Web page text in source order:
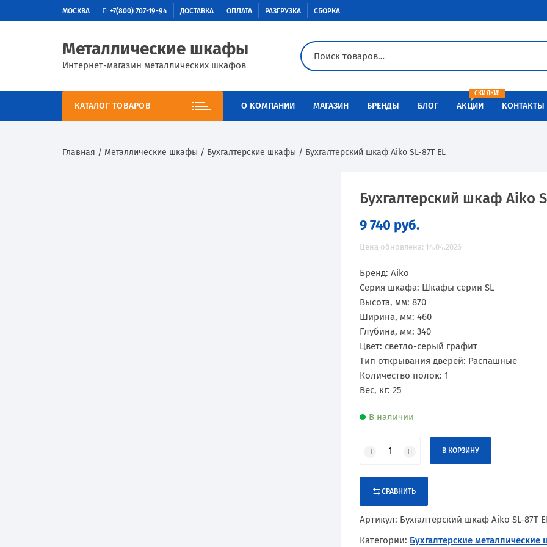
МОСКВА +7(800) 707-19-94 ДОСТАВКА ОПЛАТА РАЗГРУЗКА СБОРКА
Металлические шкафы
Интернет-магазин металлических шкафов
КАТАЛОГ ТОВАРОВ О КОМПАНИИ МАГАЗИН
Инструкции по сборке
Сертификаты
БРЕНДЫ
Контур
Металл-Завод
ПАКС-металл
БЛОГ
Сейфы
Производственная мебель
Оборудование и оснащение
АКЦИИ
СКИДКИ!
КОНТАКТЫ
Главная / Металлические шкафы / Бухгалтерские шкафы / Бухгалтерский шкаф Aiko SL-87Т EL
Бухгалтерский шкаф Aiko
9 740 руб.
Цена обновлена: 14.04.2026
Бренд: Aiko
Серия шкафа: Шкафы серии SL
Высота, мм: 870
Ширина, мм: 460
Глубина, мм: 340
Цвет: светло-серый графит
Тип открывания дверей: Распашные
Количество полок: 1
Вес, кг: 25
В наличии
В КОРЗИНУ
СРАВНИТЬ
Артикул: Бухгалтерский шкаф Aiko SL-87Т
Категории: Бухгалтерские